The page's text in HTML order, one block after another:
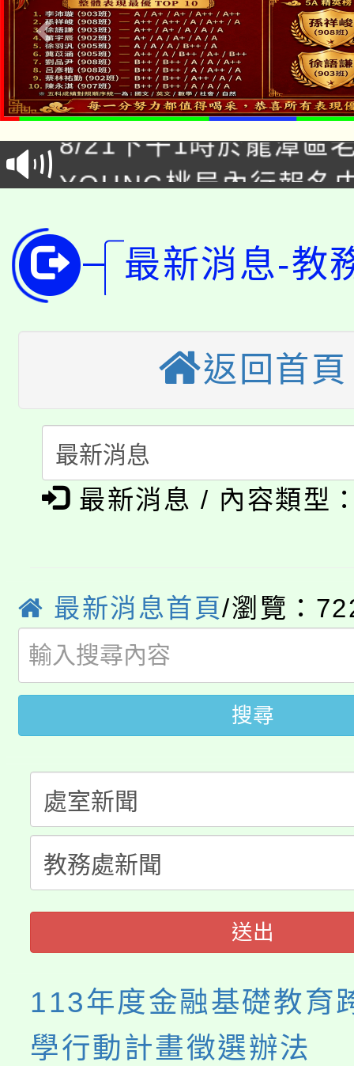
「本色祭」8/29、30在
場熱烈登場!
8/21下午1時於龍潭區
徵才活動。
YOUNG桃局內行報名
開!
115年桃園市運動會8/
田徑場及游泳池舉行。
桃園市低收入戶享有免
視費優惠，中低收入戶
半價優惠，詳情可洽有
者。
大園自造教育及科技中
份教師增能研習
大溪自造教育及科技
份教師研習
淨零綠生活教案入校路
會
115年食農教育專業人
程
「本色祭」8/29、30在
局官網。
8月14至27日，桃園電
開!
115年桃園市運動會8/
田徑場及游泳池舉行。
桃園市低收入戶享有免
視費優惠，中低收入戶
半價優惠，詳情可洽有
者。
大園自造教育及科技
份教師增能研習
大溪自造教育及科技中
份教師研習
淨零綠生活教案入校路
會
115年食農教育專業人
程
最新消息-教
返回首頁
最新消息 / 內容類型
最新消息首頁/瀏覽：
搜尋
送出
113年度金融基礎教育
學行動計畫徵選辦法